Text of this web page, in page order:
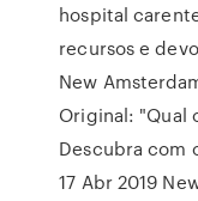
hospital
recursos e
New
Original: "Qual
Descubra com
17 Abr 2019